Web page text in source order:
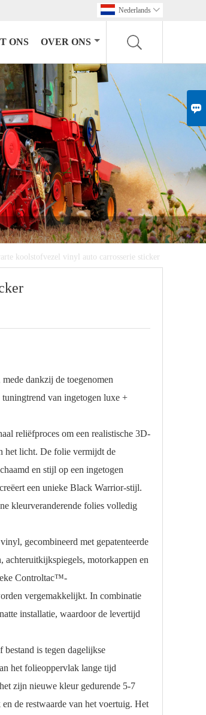

Nederlands 
ONS OVER ONS
koolstofvezel vinyl auto carrosserie sticker
dankzij de toegenomen
van ingetogen luxe +
reliëfproces om een ​​realistische 3D-
het licht. De folie vermijdt de
en stijl op een ingetogen
een unieke Black Warrior-stijl.
kleurveranderende folies volledig
gecombineerd met gepatenteerde
achteruitkijkspiegels, motorkappen en
Controltac™-
vergemakkelijkt. In combinatie
installatie, waardoor de levertijd
is tegen dagelijkse
het folieoppervlak lange tijd
zijn nieuwe kleur gedurende 5-7
de restwaarde van het voertuig. Het